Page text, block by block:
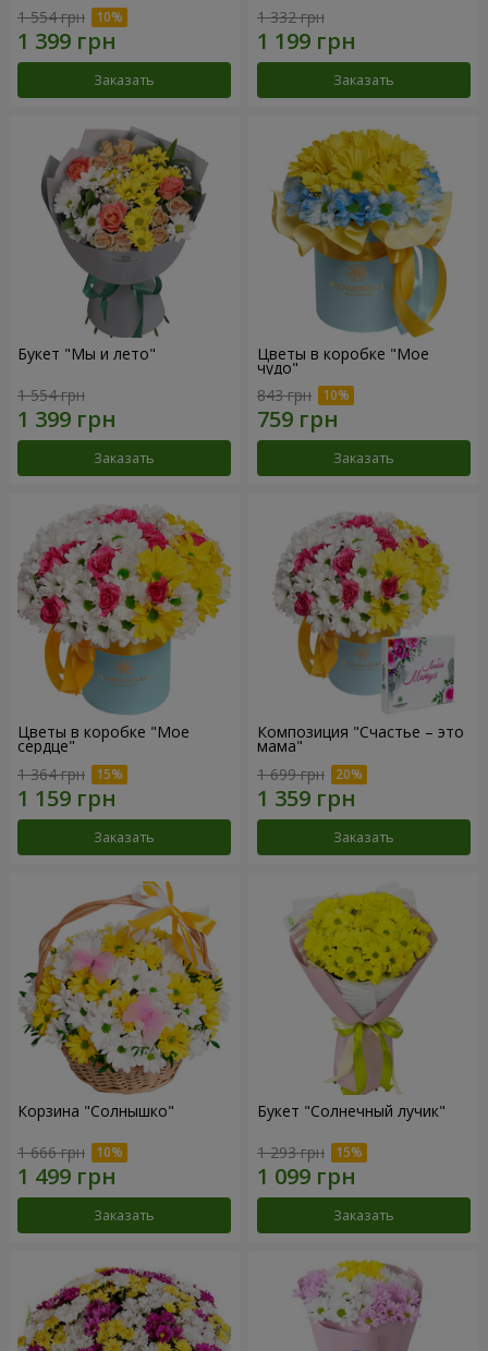
1 554 грн
Заказать
1 332 грн
Заказать
Букет "Мы и лето"
1 554 грн
Заказать
Цветы в коробке "Мое
чудо"
843 грн
Заказать
Цветы в коробке "Мое
сердце"
1 364 грн
Заказать
Композиция "Счастье – это
мама"
1 699 грн
Заказать
Корзина "Солнышко"
1 666 грн
Заказать
Букет "Солнечный лучик"
1 293 грн
Заказать